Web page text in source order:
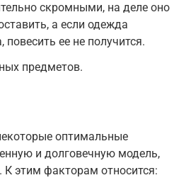
скромными, на деле оно
а если одежда
ее не получится.
предметов.
оптимальные
и долговечную модель,
этим факторам относится: